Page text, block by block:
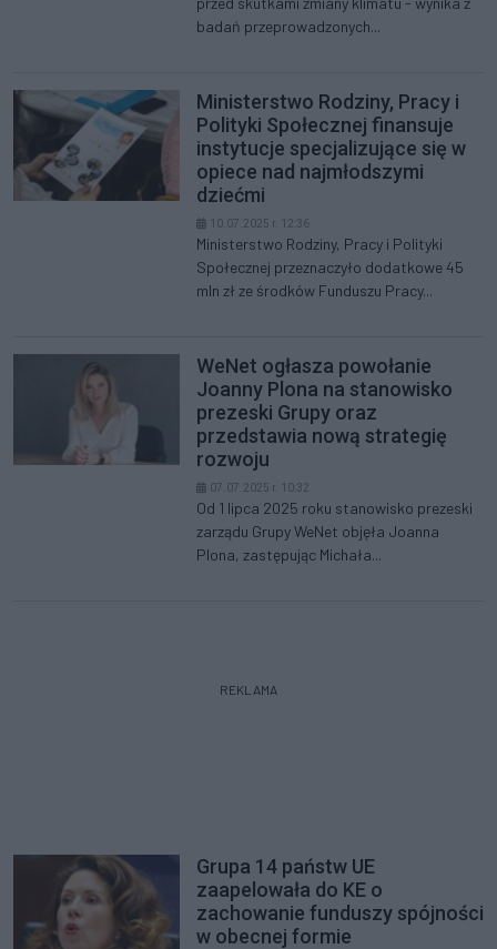
badań przeprowadzonych...
Ministerstwo Rodziny, Pracy i
Polityki Społecznej finansuje
instytucje specjalizujące się w
opiece nad najmłodszymi
dziećmi
10.07.2025 r. 12:36
Ministerstwo Rodziny, Pracy i Polityki
Społecznej przeznaczyło dodatkowe 45
mln zł ze środków Funduszu Pracy...
WeNet ogłasza powołanie
Joanny Plona na stanowisko
prezeski Grupy oraz
przedstawia nową strategię
rozwoju
07.07.2025 r. 10:32
Od 1 lipca 2025 roku stanowisko prezeski
zarządu Grupy WeNet objęła Joanna
Plona, zastępując Michała...
REKLAMA
Grupa 14 państw UE
zaapelowała do KE o
zachowanie funduszy spójności
w obecnej formie